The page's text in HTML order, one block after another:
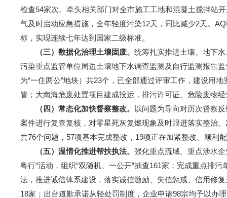
检查54家次。牵头相关部门对全市施工工地和混凝土搅拌站
气及时启动应急措施，全年轻度污染12天，同比减少2天。
标，实现连续七年达到国家二级标准。
（三）数据化治理土壤固废。 统筹扎实推进土壤、地下
污染重点监管单位周边土壤地下水调查监测及自行监测报告
为“一住两公”地块）共23个，已全部通过评审工作，建设用
管；大南海危废处置项目建成投运，排污许可证、危险废物
（四） 常态化加快督察整改。
以问题为导向对历次督察
案件进行复查复核，对零星死灰复燃现象及时跟进落实整治
共76个问题，57项基本完成整改，19项正在加紧整改。顺利
（五） 温情化推进帮扶执法。 强化重点流域、重点涉水
粤行”活动，组织“双随机、一公开”抽查161家；完成重点排
法，推进诚信体系建设，落实诚信激励、失信惩戒、信用修
18家；出台道歉承诺从轻处罚制度，企业申请98宗均予以办